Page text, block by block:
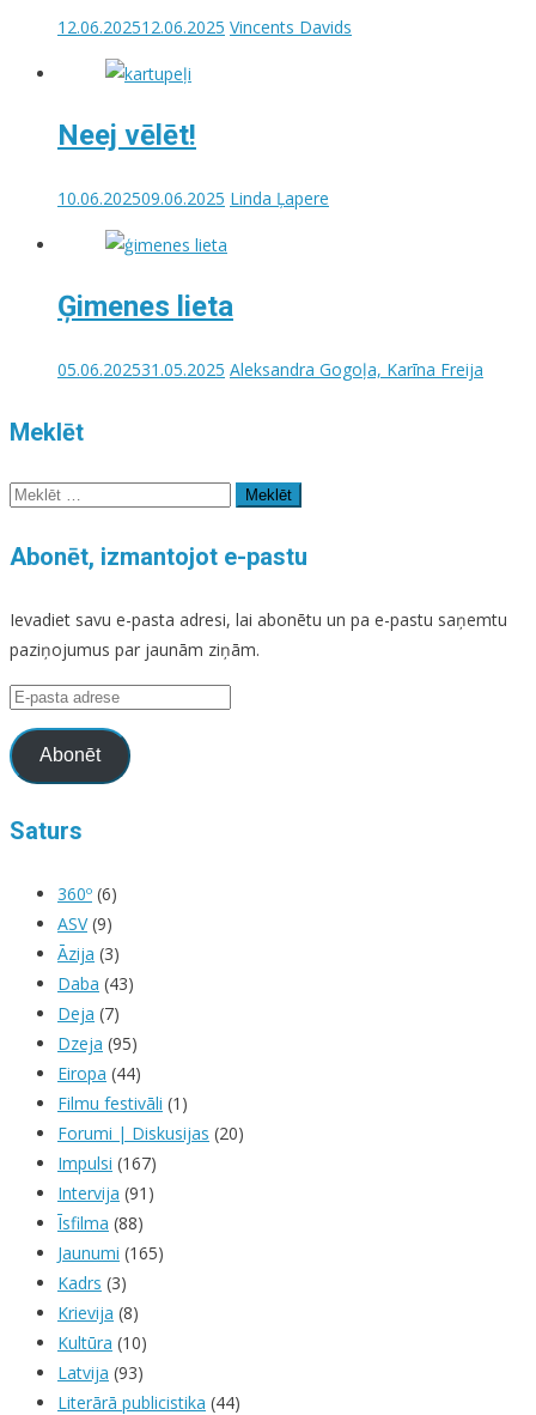
12.06.202512.06.2025 Vincents Davids
Neej vēlēt!
10.06.202509.06.2025 Linda Ļapere
Ģimenes lieta
05.06.202531.05.2025 Aleksandra Gogoļa, Karīna Freija
Meklēt
Meklēt:
Abonēt, izmantojot e-pastu
Ievadiet savu e-pasta adresi, lai abonētu un pa e-pastu saņemtu
paziņojumus par jaunām ziņām.
E-
pasta
adreseAbonēt
Saturs
360º (6)
ASV(9)
Āzija (3)
Daba (43)
Deja (7)
Dzeja (95)
Eiropa (44)
Filmu festivāli (1)
Forumi | Diskusijas (20)
Impulsi (167)
Intervija (91)
Īsfilma (88)
Jaunumi (165)
Kadrs (3)
Krievija (8)
Kultūra (10)
Latvija (93)
Literārā publicistika (44)